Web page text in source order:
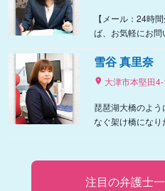
【メール：24時
ば、お気軽にお問
雪谷 真里奈
大津市本堅田
琵琶湖大橋のよ
なぐ架け橋になり
注目の弁護士